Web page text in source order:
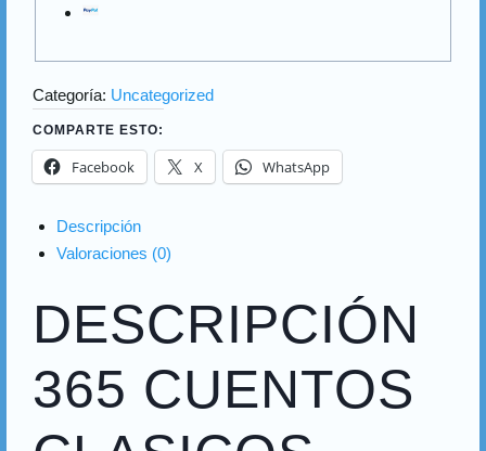
Categoría: Uncategorized
COMPARTE ESTO:
Facebook X WhatsApp
Descripción
Valoraciones (0)
DESCRIPCIÓN
365 CUENTOS